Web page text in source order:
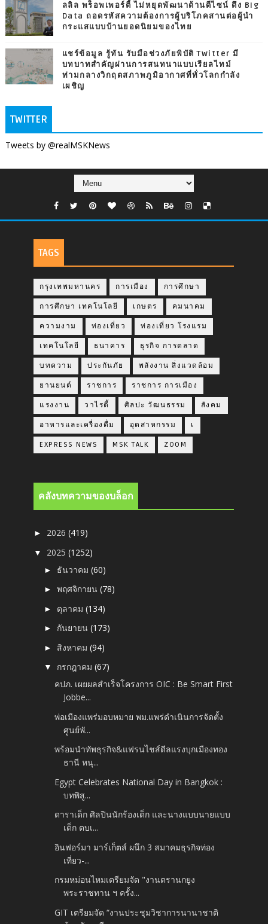
ลลิล พร็อพเพอร์ตี้ ไม่หยุดพัฒนาด้านดีไซน์ ดึง Big
Data ถอดรหัสความต้องการผู้บริโภคสานต่อผู้นำ
กระแสแบบบ้านยอดนิยมของไทย
แชร์ข้อมูล รู้ทัน รับมือช่วงภัยพิบัติ Twitter มี
บทบาทสำคัญผ่านการสนทนาแบบเรียลไทม์
ท่ามกลางวิกฤตสภาพภูมิอากาศที่ทั่วโลกกำลัง
เผชิญ
TWITTER
Tweets by @realMSKNews
TAGS
กรุงเทพมหานคร การเมือง การศึกษา
การศึกษา เทคโนโลยี เกษตร คมนาคม
ความงาม ท่องเที่ยว ท่องเที่ยว โรงแรม
เทคโนโลยี ธนาคาร ธุรกิจ การตลาด
บทความ ประกันภัย พลังงาน สิ่งแวดล้อม
ยานยนต์ ราชการ ราชการ การเมือง
แรงงาน วาไรตี้ ศิลปะ วัฒนธรรม สังคม
อาหารและเครื่องดื่ม อุตสาหกรรม เ
EXPRESS NEWS MSK TALK ZOOM
คลังบทความของบล็อก
► 2026(419)
▼ 2025(1252)
► ธันวาคม(60)
►พฤศจิกายน(78)
► ตุลาคม(134)
► กันยายน(173)
► สิงหาคม(94)
▼ กรกฎาคม(67)
คปภ. เผยผลสำเร็จโครงการ OIC : Be Smart First
Jobbe...
พ่อเมืองแพร่มอบหมาย พม.แพร่ดำเนินการจัดตั้ง
ศูนย์พั...
พร้อมนำทัพธุรกิจ&แฟรนไชส์ดีลแรงบุกเมืองทอง
ธานี หนุ...
Egypt Celebrates National Day in Bangkok :
บทพิสู...
ดาราเด็ก ศิลปินนักร้องเด็ก และนางแบบนายแบบ
เด็ก ตบเ...
อินฟอร์มา มาร์เก็ตส์ ผนึก 3 สมาคมธุรกิจท่อง
เที่ยว-...
กรมหม่อนไหมเตรียมจัด "งานตรานกยูง
พระราชทาน ฯ ครั้ง...
GIT เตรียมจัด “งานประชุมวิชาการนานาชาติ